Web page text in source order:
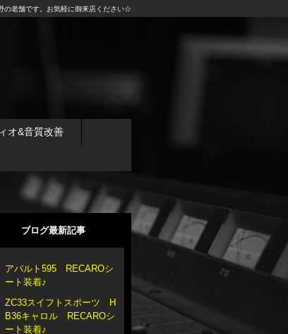
の老舗です。お気軽に御来店ください☆
オ&音質改善
ブログ最新記事
アバルト595 RECAROシ
ート装着♪
ZC33スイフトスポーツ H
B36キャロル RECAROシ
ート装着♪